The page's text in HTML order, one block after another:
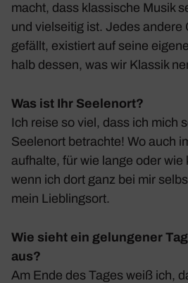
macht, dass klas­si­sche Musik
und viel­seitig ist. Jedes andere
gefällt, exis­tiert auf seine
halb dessen, was wir Klassik
Was ist Ihr Seelenort?
Ich reise so viel, dass ich mich
Seelenort betrachte! Wo auch
aufhalte, für wie lange oder wie
wenn ich dort ganz bei mir
mein Lieb­lingsort.
Wie sieht ein gelungener
aus?
Am Ende des Tages weiß ich,